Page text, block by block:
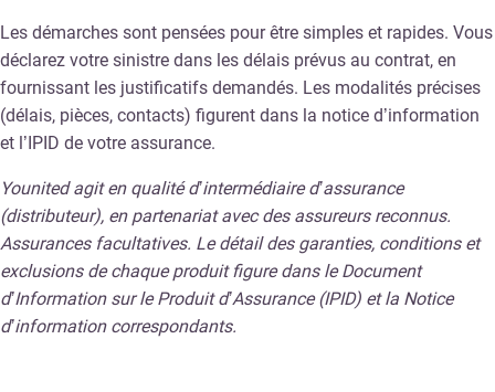
Les démarches sont pensées pour être simples et rapides. Vous
déclarez votre sinistre dans les délais prévus au contrat, en
fournissant les justificatifs demandés. Les modalités précises
(délais, pièces, contacts) figurent dans la notice d’information
et l’IPID de votre assurance.
Younited agit en qualité d’intermédiaire d’assurance
(distributeur), en partenariat avec des assureurs reconnus.
Assurances facultatives. Le détail des garanties, conditions et
exclusions de chaque produit figure dans le Document
d’Information sur le Produit d’Assurance (IPID) et la Notice
d’information correspondants.